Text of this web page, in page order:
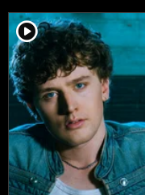
player2